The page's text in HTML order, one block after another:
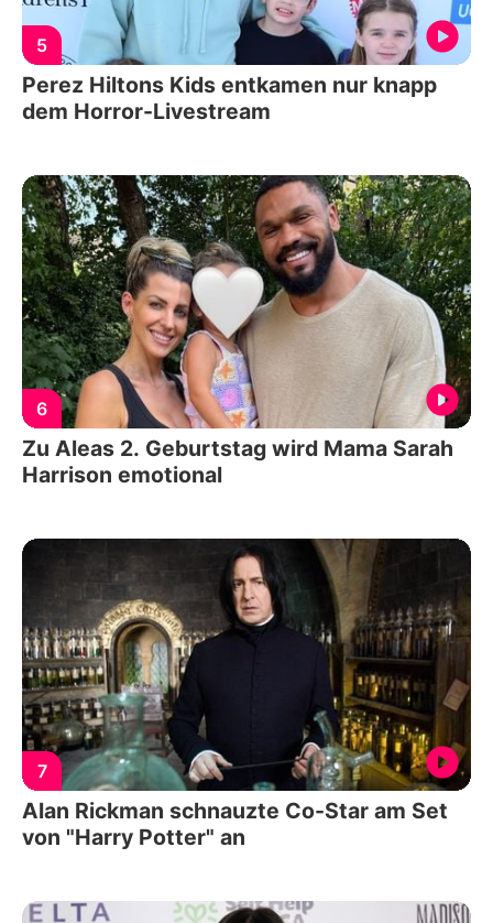
5
Perez Hiltons Kids entkamen nur knapp
dem Horror-Livestream
6
Zu Aleas 2. Geburtstag wird Mama Sarah
Harrison emotional
7
Alan Rickman schnauzte Co-Star am Set
von "Harry Potter" an